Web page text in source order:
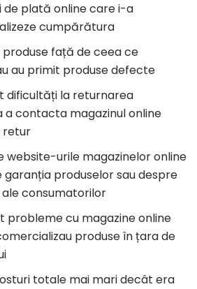
de plată online care i-a
cumpărătura
față de ceea ce
au primit produse defecte
dificultăți la returnarea
a contacta magazinul online
retur
website-urile magazinelor online
produselor sau despre
consumatorilor
probleme cu magazine online
produse în țara de
totale mai mari decât era